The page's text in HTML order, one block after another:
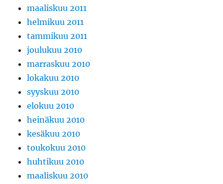
maaliskuu 2011
helmikuu 2011
tammikuu 2011
joulukuu 2010
marraskuu 2010
lokakuu 2010
syyskuu 2010
elokuu 2010
heinäkuu 2010
kesäkuu 2010
toukokuu 2010
huhtikuu 2010
maaliskuu 2010